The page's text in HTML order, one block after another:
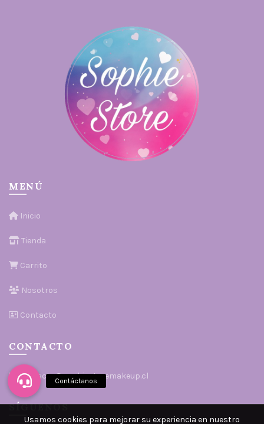
MENÚ
Inicio
Tienda
Carrito
Nosotros
Contacto
CONTACTO
contacto@sophiestoremakeup.cl
SÍGUENOS
Usamos cookies para mejorar su experiencia en nuestro